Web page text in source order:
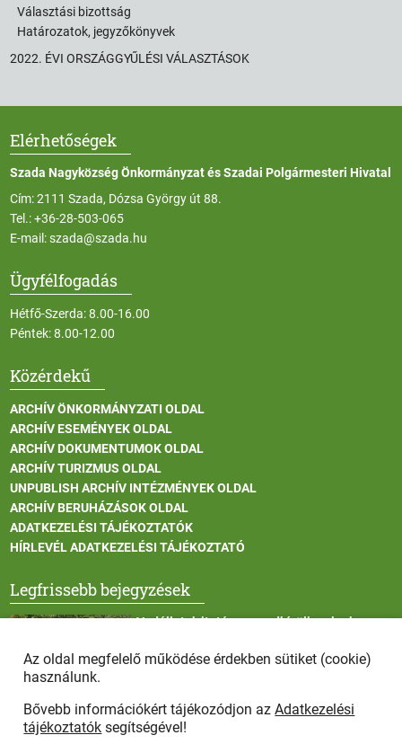
Választási bizottság
Határozatok, jegyzőkönyvek
2022. ÉVI ORSZÁGGYŰLÉSI VÁLASZTÁSOK
Elérhetőségek
Szada Nagyközség Önkormányzat és Szadai Polgármesteri Hivatal
Cím: 2111 Szada, Dózsa György út 88.
Tel.:+36-28-503-065
E-mail:szada@szada.hu
Ügyfélfogadás
Hétfő-Szerda: 8.00-16.00
Péntek: 8.00-12.00
Közérdekű
ARCHÍV ÖNKORMÁNYZATI OLDAL
ARCHÍV ESEMÉNYEK OLDAL
ARCHÍV DOKUMENTUMOK OLDAL
ARCHÍV TURIZMUS OLDAL
UNPUBLISH ARCHÍV INTÉZMÉNYEK OLDAL
ARCHÍV BERUHÁZÁSOK OLDAL
ADATKEZELÉSI TÁJÉKOZTATÓK
HÍRLEVÉL ADATKEZELÉSI TÁJÉKOZTATÓ
Legfrissebb bejegyzések
Vadállatok itatása a rendkívüli melegben
Afrikai sertéspestis - kérések a lakosság felé
Az oldal megfelelő működése érdekben sütiket (cookie)
használunk.
Bővebb információkért tájékozódjon azAdatkezelési
tájékoztatók segítségével!